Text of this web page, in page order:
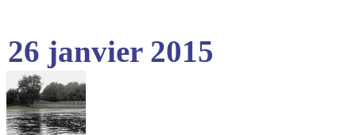
26 janvier 2015